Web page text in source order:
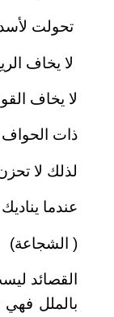
تحولت لأسد
لا يخاف
لا يخاف
ذات الحواف
لذلك لا
عندما
( الشجاعة)
القصائد
بالملل فهي